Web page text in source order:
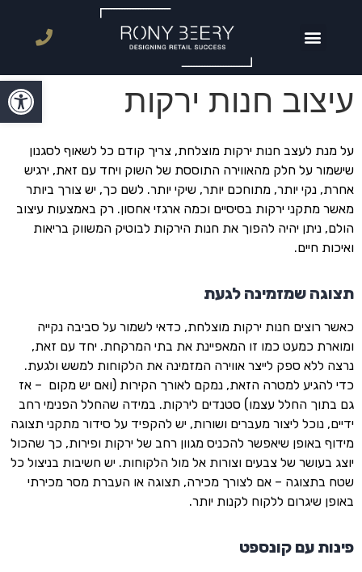
פתח עיצוב חנות ירקות
על מנת לעצב חנות ירקות מוצלחת, צריך קודם כל לשאוף לסגנון
שישמור על חלק מהאווירה התוססת של השוק ויחד עם זאת, ירגיש
אחרת, נקי יותר, מתוחכם יותר, שיקי יותר. לשם כך, יש צורך ביותר
מאשר מתקני ירקות בסיסיים וכמה ארגזי אחסון. רק באמצעות עיצוב
הולם, ניתן יהיה להפוך את חנות הירקות לבוטיק המשווק בריאות
ואיכות חיים.
תצוגה שמזמינה לגעת
כאשר רוצים חנות ירקות מוצלחת, כדאי לשמור על סביבה נקייה
ומוארת כמעט כמו זו המאפיינת את בתי המרקחת. יחד עם זאת,
נרצה ללא ספק לייצר אווירה המזמינה את הלקוחות למשש ולגעת.
כדי להגיע למטרה הזאת, נמקם לאורך הקירות (ואם יש מקום – אז
גם בתוך החלל עצמו) סטנדים לירקות. במידה שהחלל הפנימי רחב
ידיים, נוכל ליצור מעברים ושורות, יש להקפיד על סידור מתקני תצוגה
מידוף באופן שיאפשר להכניס מגוון רחב של ירקות ופירות, כך שהכול
יוצג בעושר של צבעים וצורות אל מול הלקוחות. יש חשיבות בניצול כל
שטח בתצוגה – אם לצורך מכירה, תצוגה או העברת מסר מכירתי
באופן שיגרום ללקוח לקנות יותר.
פינות עם קונספט